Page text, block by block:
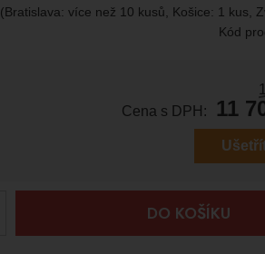
(Bratislava: více než 10 kusů, Košice: 1 kus,
Kód
Cena s DPH:
11
DO KOŠÍKU